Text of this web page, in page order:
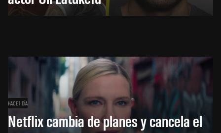
HACE 1 DÍA
Netflix cambia de planes y cancela el